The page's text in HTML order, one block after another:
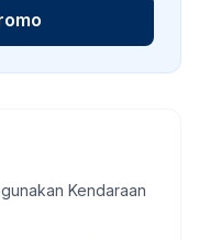
Kendaraan